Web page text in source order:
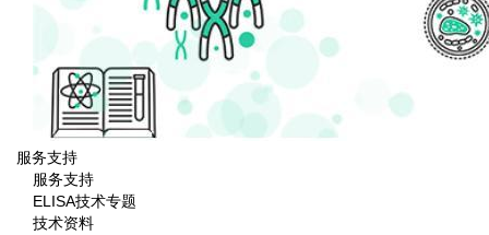
服务支持
服务支持
ELISA技术专题
技术资料